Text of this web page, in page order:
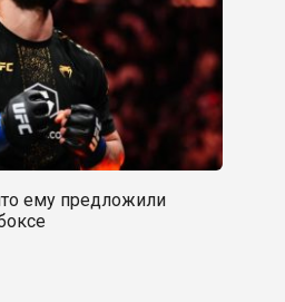
ему предложили